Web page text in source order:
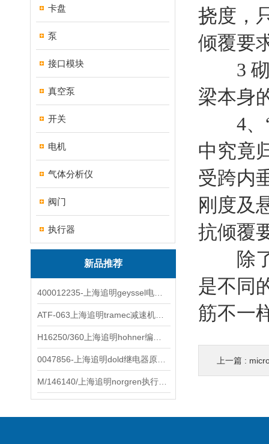
卡盘
泵
接口模块
真空泵
开关
电机
气体分析仪
阀门
执行器
新品推荐
挠度，
倾覆要
3 砌
梁本身
4、“
中究竟
受跨内
刚度及
抗倾覆
除了
是不同
筋不一
上一篇 :